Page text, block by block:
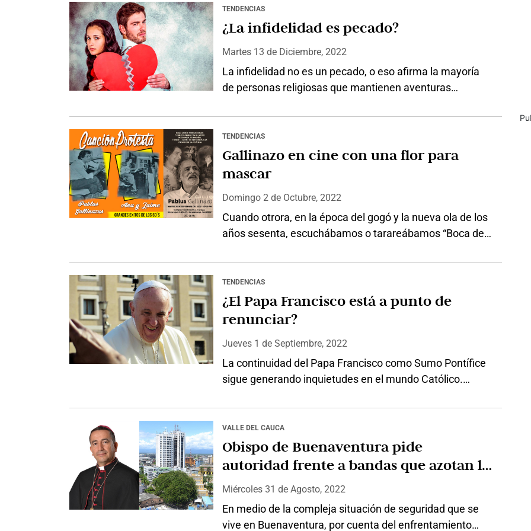
ver como un pontífice elegante, fino y discreto. No lo
habíamos vuelto a ver sino en unas fugaces…
TENDENCIAS
¿La infidelidad es pecado?
Martes 13de Diciembre, 2022
La infidelidad no es un pecado, o eso afirma la mayoría
de personas religiosas que mantienen aventuras
publicada. En el estudio, realizado por Victoria Milan –
página web de citas para personas casadas o con pareja
que buscan tener aventuras – se preguntó a 5307
TENDENCIAS
Gallinazo en cine con una flor para
mascar
Domingo 2de Octubre, 2022
Cuando otrora, en la época del gogó y la nueva ola de los
años sesenta, escuchábamos o tarareábamos “Boca de
esa canción que registró los primeros lugares de sintonía
en la radio musical. Además, qué íbamos a imaginar que,
Gonzalo Navas Cadena, nacido en Piedecuesta…
TENDENCIAS
¿El Papa Francisco está a punto de
renunciar?
Jueves 1deSeptiembre, 2022
La continuidad del Papa Francisco como Sumo Pontífice
sigue generando inquietudes en el mundo Católico.
prepararse para su renuncia y la elección de un nuevo
rector de la Iglesia Católica. Sin embargo, hay quienes
piensan que el vicariato de Francisco se mantendrá por
mucho tiempo. Mientras tanto, los…
VALLE DEL CAUCA
Obispo de Buenaventura pide
autoridad frente a bandas que azotan la
ciudad
Miércoles 31deAgosto, 2022
En medio de la compleja situación de seguridad que se
vive en Buenaventura, por cuenta del enfrentamiento